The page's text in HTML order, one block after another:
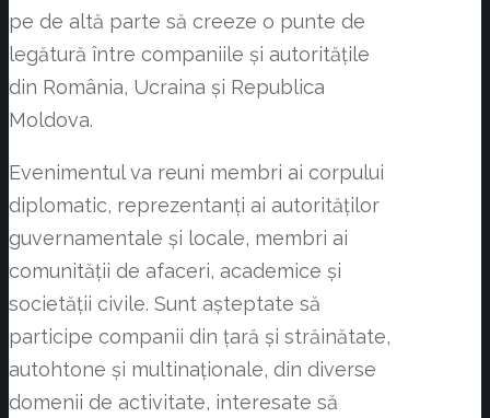
pe de altă parte să creeze o punte de
legătură între companiile și autoritățile
din România, Ucraina și Republica
Moldova.
Evenimentul va reuni membri ai corpului
diplomatic, reprezentanți ai autorităților
guvernamentale și locale, membri ai
comunității de afaceri, academice și
societății civile. Sunt așteptate să
participe companii din țară și străinătate,
autohtone și multinaționale, din diverse
domenii de activitate, interesate să